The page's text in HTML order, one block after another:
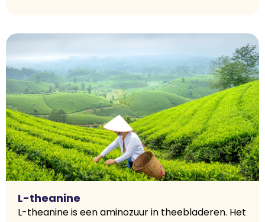
L-theanine
L-theanine is een aminozuur in theebladeren. Het